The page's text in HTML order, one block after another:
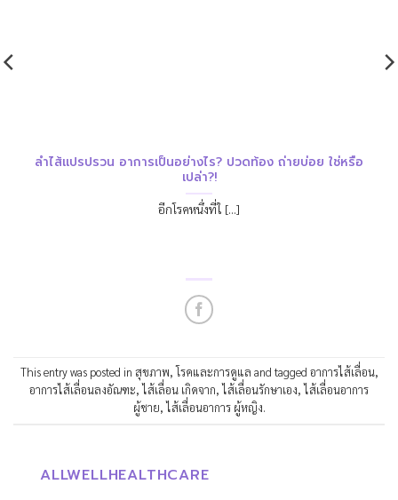
ลำไส้แปรปรวน อาการเป็นอย่างไร? ปวดท้อง ถ่ายบ่อย ใช่หรือ
เปล่า?!
อีกโรคหนึ่งที่ใ [...]
This entry was posted in สุขภาพ, โรคและการดูแล and tagged อาการไส้เลื่อน,
อาการไส้เลื่อนลงอัณฑะ, ไส้เลื่อน เกิดจาก, ไส้เลื่อนรักษาเอง, ไส้เลื่อนอาการ
ผู้ชาย, ไส้เลื่อนอาการ ผู้หญิง.
ALLWELLHEALTHCARE